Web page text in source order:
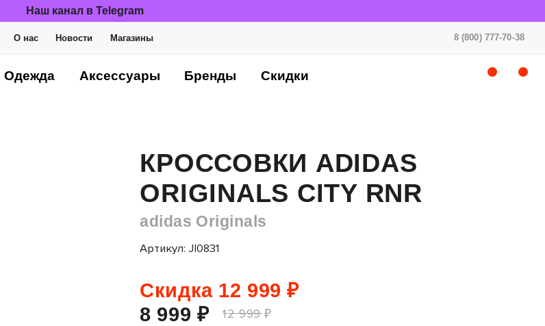
Наш канал в Telegram
О нас Новости Магазины 8 (800) 777-70-38
Одежда Аксессуары Бренды Скидки
КРОССОВКИ ADIDAS
ORIGINALS CITY RNR
adidas Originals
Артикул: JI0831
Скидка 12 999 ₽
8 999 ₽
12 999 ₽